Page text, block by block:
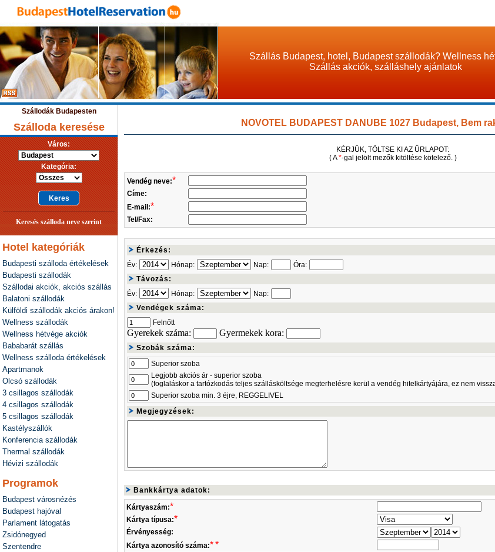
Szállás Budapest, hotel, Budapest szállodák? Wellness
Szállás akciók, szálláshely ajánlatok
Szállodák Budapesten
Szálloda keresése
Város:
Kategória:
Keresés szálloda neve szerint
Hotel kategóriák
Budapesti szálloda értékelések
Budapesti szállodák
Szállodai akciók, akciós szállás
Balatoni szállodák
Külföldi szállodák akciós árakon!
Wellness szállodák
Wellness hétvége akciók
Bababarát szállás
Wellness szálloda értékelések
Apartmanok
Olcsó szállodák
3 csillagos szállodák
4 csillagos szállodák
5 csillagos szállodák
Kastélyszállók
Konferencia szállodák
Thermal szállodák
Hévizi szállodák
Programok
Budapest városnézés
Budapest hajóval
Parlament látogatás
Zsidónegyed
Szentendre
NOVOTEL BUDAPEST DANUBE 1027 Budapest, Bem
KÉRJÜK, TÖLTSE KI AZ ŰRLAPOT:
( A*-gal jelölt mezők kitöltése kötelező. )
Vendég neve:*
Címe:
E-mail:*
Tel/Fax:
Érkezés:
Év:
Hónap: Nap:
Óra:
Távozás:
Év:
Hónap:
Nap:
Vendégek száma:
Felnőtt
Gyerekek száma: Gyermekek kora:
Szobák száma:
Superior szoba
Legjobb akciós ár - superior szoba
(foglaláskor a tartózkodás teljes szállásköltsége megterhelésre kerül a vendég hitelkártyájára, ez nem
Superior szoba min. 3 éjre, REGGELIVEL
Megjegyzések:
Bankkártya adatok:
Kártyaszám:*
Kártya típusa:*
Érvényesség:
Kártya azonosító száma:**